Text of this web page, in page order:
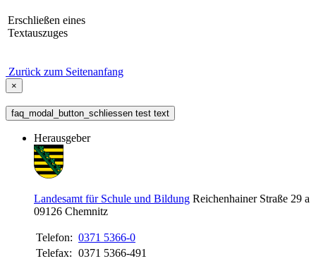
Erschließen eines
Textauszuges
Zurück zum Seitenanfang
×
faq_modal_button_schliessen test text
Herausgeber
Landesamt für Schule und Bildung Reichenhainer Straße 29 a
09126 Chemnitz
Telefon: 0371 5366-0
Telefax: 0371 5366-491